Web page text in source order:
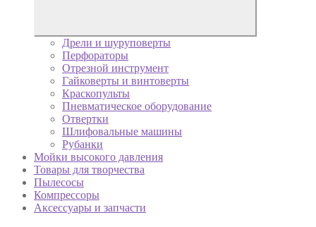
Дрели и шуруповерты
Перфораторы
Отрезной инструмент
Гайковерты и винтоверты
Краскопульты
Пневматическое оборудование
Отвертки
Шлифовальные машины
Рубанки
Мойки высокого давления
Товары для творчества
Пылесосы
Компрессоры
Аксессуары и запчасти